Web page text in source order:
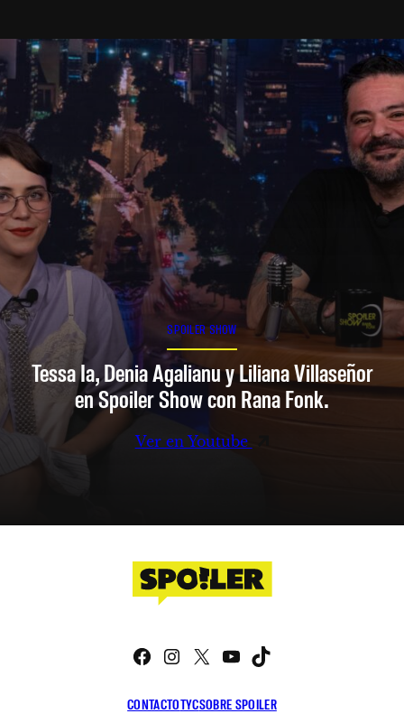
SPOILER SHOW
Tessa Ia, Denia Agalianu y Liliana Villaseñor
en Spoiler Show con Rana Fonk.
Ver en Youtube
CONTACTOTYCSOBRE SPOILER
Facebook
Instagram
X YouTube